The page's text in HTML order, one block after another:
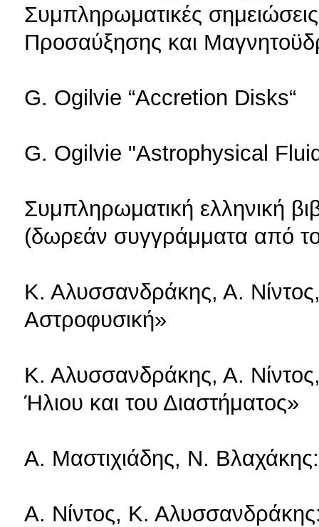
Συμπληρωματικές σημειώσεις
Προσαύξησης και
G. Ogilvie “Accretion Disks“
G. Ogilvie "Astrophysical
Συμπληρωματική ελληνική
(δωρεάν συγγράμματα από
Κ. Αλυσσανδράκης, Α.
Αστροφυσική»
Κ. Αλυσσανδράκης, Α.
Ήλιου και του Διαστήματος»
Α. Μαστιχιάδης, Ν.
Α. Νίντος, Κ.